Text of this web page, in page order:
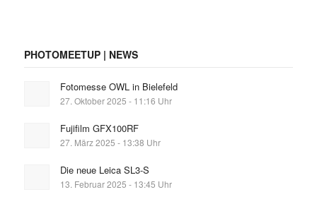
PHOTOMEETUP | NEWS
Fotomesse OWL in Bielefeld
27. Oktober 2025 - 11:16 Uhr
Fujifilm GFX100RF
27. März 2025 - 13:38 Uhr
Die neue Leica SL3-S
13. Februar 2025 - 13:45 Uhr